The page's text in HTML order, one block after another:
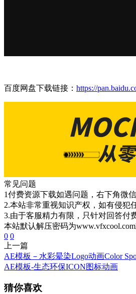
百度网盘下载链接： https://
常见问题
1付费资源下载如遇问题，右下角微
2.本站非常重视知识产权，如有侵犯
3.由于客服精力有限，只针对回答付
本站默认解压密码为
0 0
上一篇
AE模板－水彩晕染Logo动画Color
AE模板-生态环保ICON图标动画
猜你喜欢